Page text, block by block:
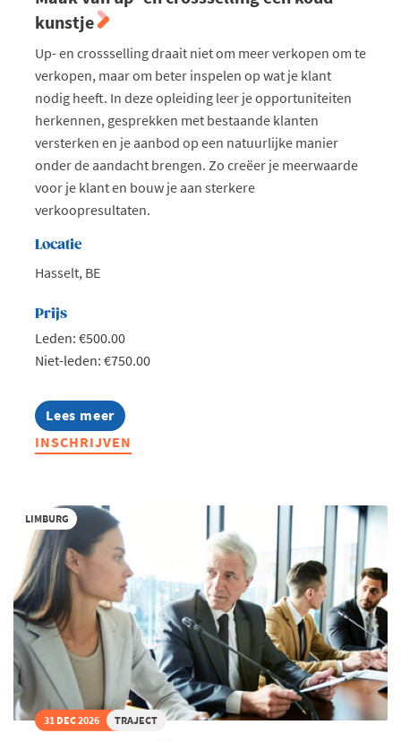
kunstje
Up- en crossselling draait niet om meer verkopen om te
verkopen, maar om beter inspelen op wat je klant
nodig heeft. In deze opleiding leer je opportuniteiten
herkennen, gesprekken met bestaande klanten
versterken en je aanbod op een natuurlijke manier
onder de aandacht brengen. Zo creëer je meerwaarde
voor je klant en bouw je aan sterkere
verkoopresultaten.
Locatie
Hasselt, BE
Prijs
Leden: €500.00
Niet-leden: €750.00
Lees meer
about
Maak
van
een
koud
kunstje
INSCHRIJVEN
LIMBURG
31 DEC 2026 TRAJECT